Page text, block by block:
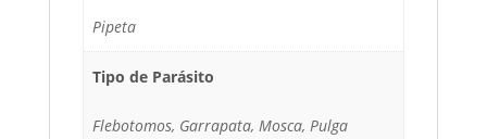
Pipeta
Tipo de Parásito
Flebotomos, Garrapata, Mosca, Pulga